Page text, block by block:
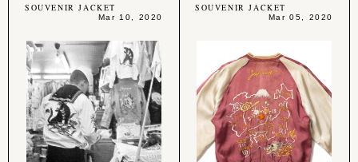
SOUVENIR JACKET
Mar 10, 2020
SOUVENIR JACKET
Mar 05, 2020